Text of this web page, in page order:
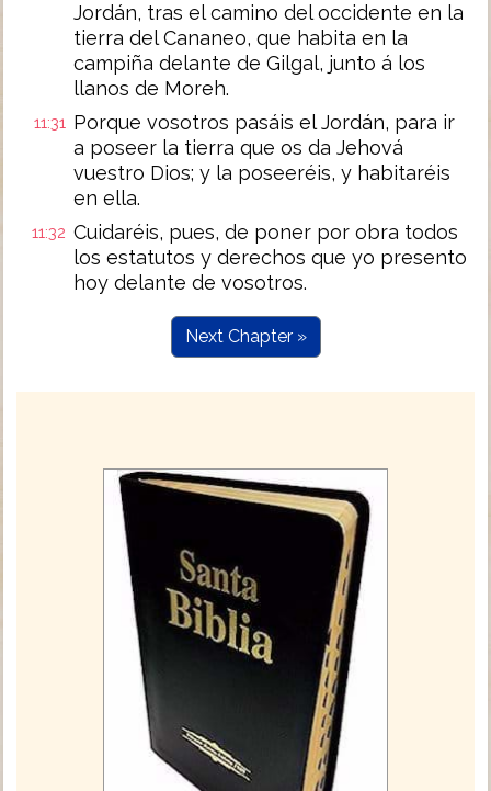
Jordán, tras el camino del occidente en la
tierra del Cananeo, que habita en la
campiña delante de Gilgal, junto á los
llanos de Moreh.
11:31 Porque vosotros pasáis el Jordán, para ir
a poseer la tierra que os da Jehová
vuestro Dios; y la poseeréis, y habitaréis
en ella.
11:32 Cuidaréis, pues, de poner por obra todos
los estatutos y derechos que yo presento
hoy delante de vosotros.
Next Chapter »